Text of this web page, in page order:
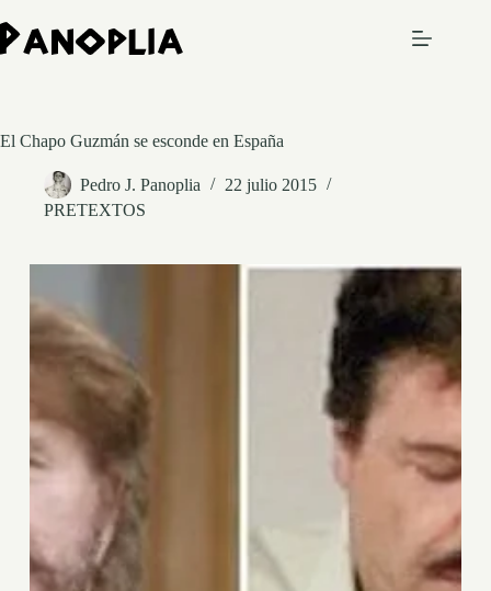
al
contenido
El Chapo Guzmán se esconde en España
Pedro J. Panoplia
22 julio 2015
PRETEXTOS